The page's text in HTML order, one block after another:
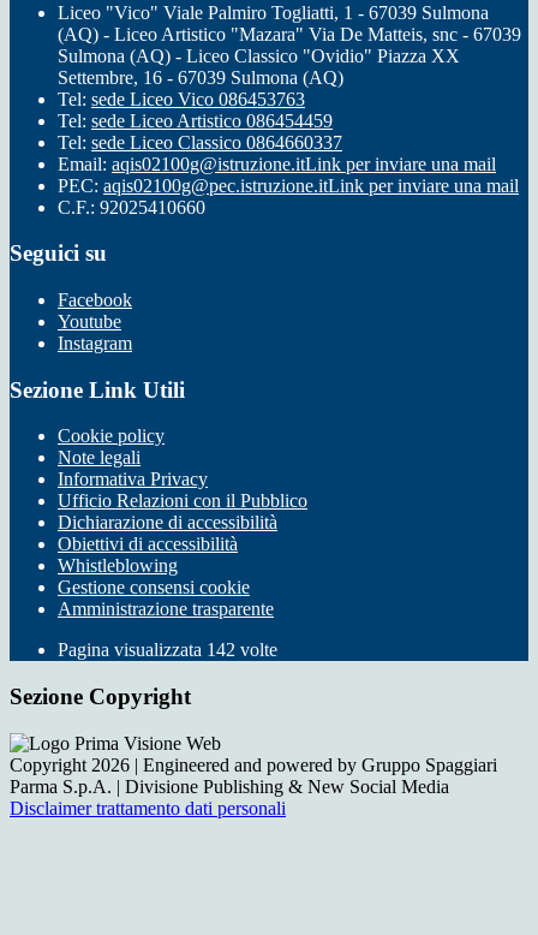
Liceo "Vico" Viale Palmiro Togliatti, 1 - 67039 Sulmona
(AQ) - Liceo Artistico "Mazara" Via De Matteis, snc - 67039
Sulmona (AQ) - Liceo Classico "Ovidio" Piazza XX
Settembre, 16 - 67039 Sulmona (AQ)
Tel: sede Liceo Vico 086453763
Tel: sede Liceo Artistico 086454459
Tel: sede Liceo Classico 0864660337
Email: aqis02100g@istruzione.itLink per inviare una mail
PEC: aqis02100g@pec.istruzione.itLink per inviare una mail
C.F.: 92025410660
Seguici su
Facebook
Youtube
Instagram
Sezione Link Utili
Cookie policy
Note legali
Informativa Privacy
Ufficio Relazioni con il Pubblico
Dichiarazione di accessibilità
Obiettivi di accessibilità
Whistleblowing
Gestione consensi cookie
Amministrazione trasparente
Pagina visualizzata 142 volte
Sezione Copyright
Copyright 2026 | Engineered and powered by Gruppo Spaggiari
Parma S.p.A. | Divisione Publishing & New Social Media
Disclaimer trattamento dati personali